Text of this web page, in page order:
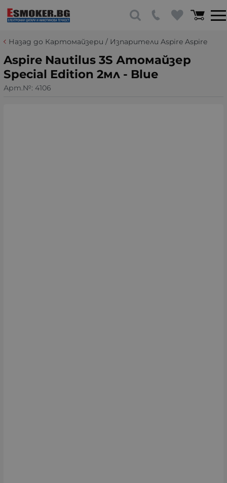
Назад до Картомайзери / Изпарители Aspire Aspire
Aspire Nautilus 3S Атомайзер
Special Edition 2мл - Blue
Арт.№: 4106